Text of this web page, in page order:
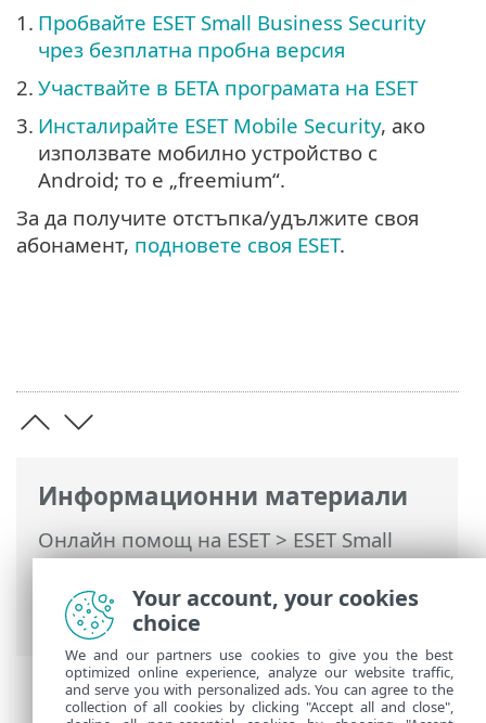
Информационни материали
Онлайн помощ на ESET>ESET Small
Business Security>Активиране на
продукта
> Безплатен ключ за
активиране на ESET
1. Пробвайте ESET Small Business Security
чрез безплатна пробна версия
2. Участвайте в БЕТА програмата на ESET
3. Инсталирайте ESET Mobile Security, ако
използвате мобилно устройство с
Android; то е „freemium“.
За да получите отстъпка/удължите своя
абонамент, подновете своя ESET.
Your account, your cookies
choice
We and our partners use cookies to give you the best
optimized online experience, analyze our website traffic,
and serve you with personalized ads. You can agree to the
collection of all cookies by clicking "Accept all and close",